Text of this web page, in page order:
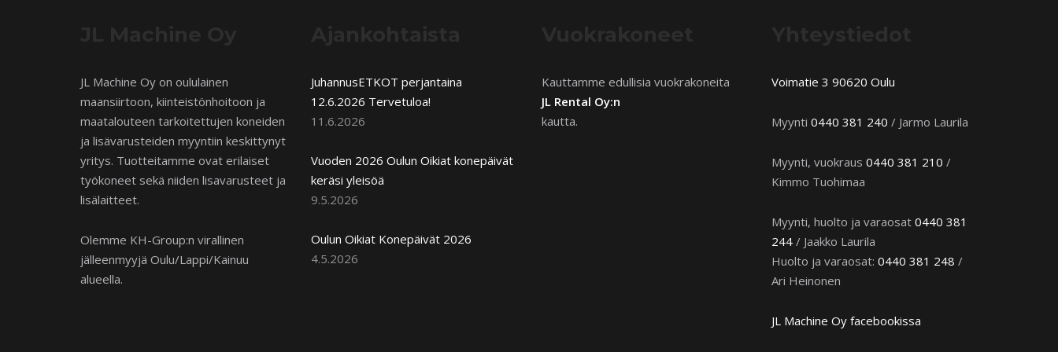
JL Machine Oy on oululainen
maansiirtoon, kiinteistönhoitoon ja
maatalouteen tarkoitettujen koneiden
ja lisävarusteiden myyntiin keskittynyt
yritys. Tuotteitamme ovat erilaiset
työkoneet sekä niiden lisavarusteet ja
lisälaitteet.
Olemme KH-Group:n virallinen
jälleenmyyjä Oulu/Lappi/Kainuu
alueella.
JuhannusETKOT perjantaina
12.6.2026 Tervetuloa!
11.6.2026
Vuoden 2026 Oulun Oikiat konepäivät
keräsi yleisöä
9.5.2026
Oulun Oikiat Konepäivät 2026
4.5.2026
Kauttamme edullisia vuokrakoneita
JL Rental Oy:n
kautta.
Voimatie 3 90620 Oulu
Myynti0440 381 240 / Jarmo Laurila
Myynti, vuokraus0440 381 210 /
Kimmo Tuohimaa
Myynti, huolto ja varaosat0440 381
244 / Jaakko Laurila
Huolto ja varaosat:0440 381 248 /
Ari Heinonen
JL Machine Oy facebookissa